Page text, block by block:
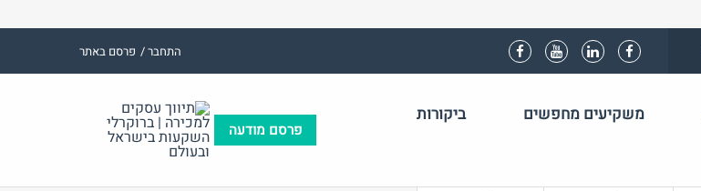
התחבר / פרסם באתר
אימייל
פרסם מודעה
משקיעים מחפשים
ביקורות